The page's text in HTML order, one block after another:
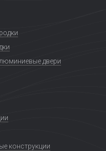
двери
конструкции